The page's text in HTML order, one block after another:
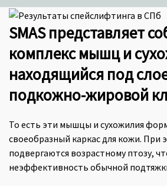
SMAS представляет
комплекс мышц и
находящийся под
подкожно-жировой
То есть эти мышцы и сухожилия
своеобразный каркас для кожи. При
подвергаются возрастному птозу,
неэффективность обычной